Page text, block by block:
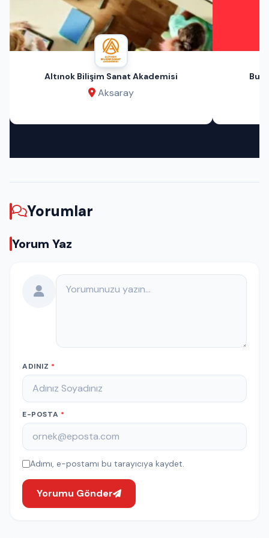
Altınok Bilişim Sanat Akademisi
Aksaray
Bu
Yorumlar
Yorum Yaz
Yorumunuz
ADINIZ *
E-POSTA *
Adımı, e-postamı bu tarayıcıya kaydet.
Yorumu Gönder